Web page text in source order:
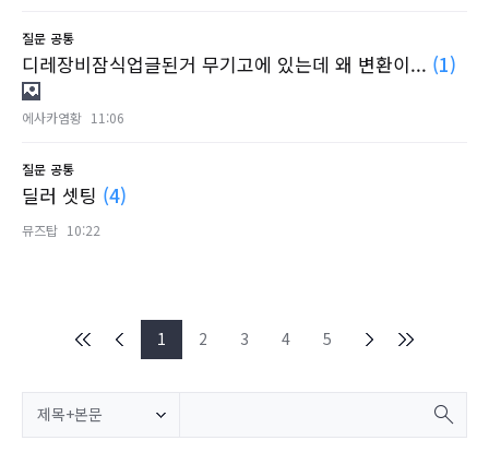
질문 공통
디레장비잠식업글된거 무기고에 있는데 왜 변환이... (1)
에사카염황 11:06
질문 공통
딜러 셋팅 (4)
뮤즈탑 10:22
1 2 3 4 5
제목+본문